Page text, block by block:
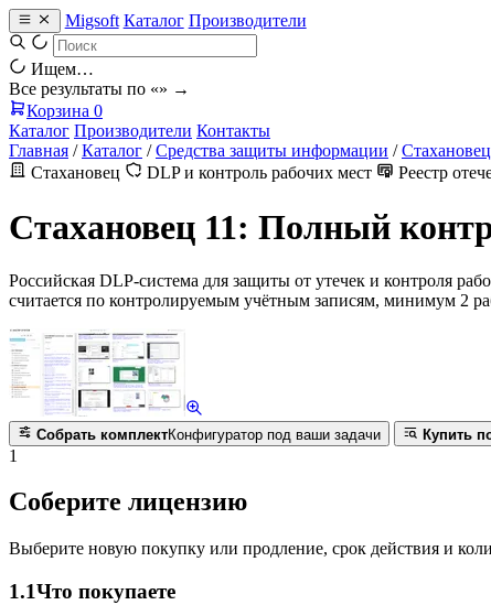
Migsoft Каталог Производители
Ищем…
Все результаты по «» →
Корзина 0
Каталог Производители Контакты
Главная / Каталог / Средства защиты информации / Стахановец
Стахановец
DLP и контроль рабочих мест Реестр
Стахановец 11: Полный
Российская DLP-система для защиты от утечек и контроля
считается по контролируемым учётным записям, минимум 2
Собрать комплектКонфигуратор под ваши задачи Купить
1
Соберите лицензию
Выберите новую покупку или продление, срок действия и
1.1Что покупаете